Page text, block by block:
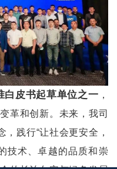
白皮书起草单位之一 ，
革和创新。未来，我司
，践行“让社会更安全，
技术、卓越的品质和崇